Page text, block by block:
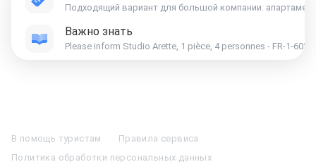
Подходящий вариант для большой компании:
Важно знать
Please inform Studio Arette, 1 pièce, 4 personnes - FR-1-
Отели в КазаниОтели в Нижнем Новгороде
В помощь туристам
Правила сервиса
Политика обработки персональных данных